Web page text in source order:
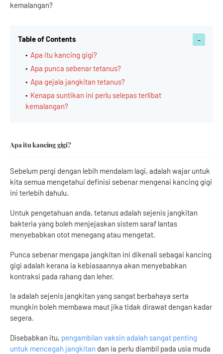
kemalangan?
Table of Contents
Apa itu kancing gigi?
Apa punca sebenar tetanus?
Apa gejala jangkitan tetanus?
Kenapa suntikan ini perlu selepas terlibat
kemalangan?
Apa itu kancing gigi?
Sebelum pergi dengan lebih mendalam lagi, adalah wajar untuk
kita semua mengetahui definisi sebenar mengenai kancing gigi
ini terlebih dahulu.
Untuk pengetahuan anda, tetanus adalah sejenis jangkitan
bakteria yang boleh menjejaskan sistem saraf lantas
menyebabkan otot menegang atau mengetat.
Punca sebenar mengapa jangkitan ini dikenali sebagai kancing
gigi adalah kerana ia kebiasaannya akan menyebabkan
kontraksi pada rahang dan leher.
Ia adalah sejenis jangkitan yang sangat berbahaya serta
mungkin boleh membawa maut jika tidak dirawat dengan kadar
segera.
Disebabkan itu, pengambilan vaksin adalah sangat penting
untuk mencegah jangkitan dan ia perlu diambil pada usia muda